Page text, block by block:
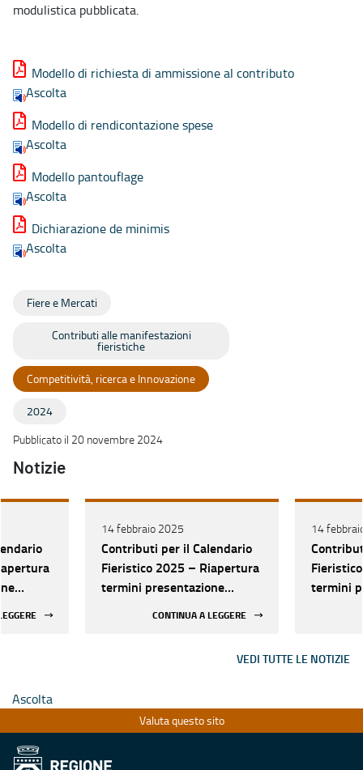
modulistica pubblicata.
Modello di richiesta di ammissione al contributo
Ascolta
Modello di rendicontazione spese
Ascolta
Modello pantouflage
Ascolta
Dichiarazione de minimis
Ascolta
Fiere e Mercati
Contributi alle manifestazioni
fieristiche
Competitività, ricerca e Innovazione
2024
Pubblicato il 20 novembre 2024
Notizie
14 febbraio 2025
Contributi per il Calendario
Fieristico 2025 – Riapertura
termini presentazione
CONTINUA A LEGGERE
14
termini
VEDI TUTTE LE NOTIZIE
Ascolta
Valuta questo sito